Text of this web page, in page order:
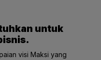
untuk
visi Maksi yang